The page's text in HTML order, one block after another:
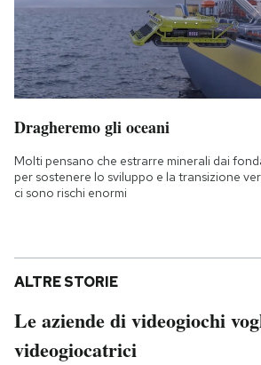
Dragheremo gli oceani
Molti pensano che estrarre minerali dai
per sostenere lo sviluppo e la transizione
ci sono rischi enormi
ALTRE STORIE
Le aziende di videogiochi
videogiocatrici